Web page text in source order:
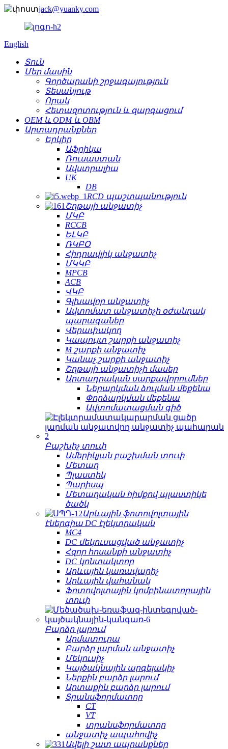
jack@yuanky.com
English
Տուն
Մեր մասին
Գործարանի շրջագայություն
Տեսանյութ
Որակ
Հետազոտություն և զարգացում
OEM և ODM և OBM
Արտադրանքներ
Երկիր
Աֆրիկա
Ռուսաստան
Ավստրալիա
UK
DB
RCD պաշտպանություն
Շղթայի անջատիչ
ՄԿԲ
RCCB
ԵԼԿԲ
ՌԿԲՕ
Հիդրավլիկ անջատիչ
ՄԿԿԲ
MPCB
ACB
ՎԿԲ
Գլխավոր անջատիչ
Ավտոմատ անջատիչի օժանդակ
պարագաներ
Վերափակող
Կապույտ շարքի անջատիչ
M շարքի անջատիչ
Կանաչ շարքի անջատիչ
Շղթայի անջատիչի մասեր
Արտադրական սարքավորումներ
Ներարկման ձուլման մեքենա
Փորձարկման մեքենա
Ավտոմատացման գիծ
Բաշխիչ տուփ
Ամերիկյան բաշխման տուփ
Մետաղ
Պլաստիկ
Պարիսպ
Մետաղական հիմքով պլաստիկե
ծածկ
Արևային ֆոտովոլտային
էներգիա DC էլեկտրական
MC4
DC մեկուսացված անջատիչ
Հզոր հոսանքի անջատիչ
DC կոնտակտոր
Արևային կառավարիչ
Արևային վահանակ
Ֆոտովոլտային կոմբինատորային
տուփ
Բարձր լարում
Արմատուրա
Բարձր լարման անջատիչ
Մեկուսիչ
Կայծակնային արգելակիչ
Ներքին բարձր լարում
Արտաքին բարձր լարում
Տրանսֆորմատոր
CT
VT
տրանսֆորմատոր
անջատիչ ապահովիչ
Ավելի շատ ապրանքներ